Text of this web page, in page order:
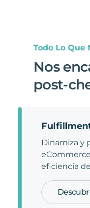
Todo Lo Que
Nos
post-
Dinamiza y
eficiencia